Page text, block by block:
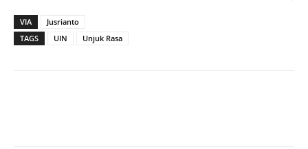
VIA
Jusrianto
TAGS
UIN Unjuk Rasa